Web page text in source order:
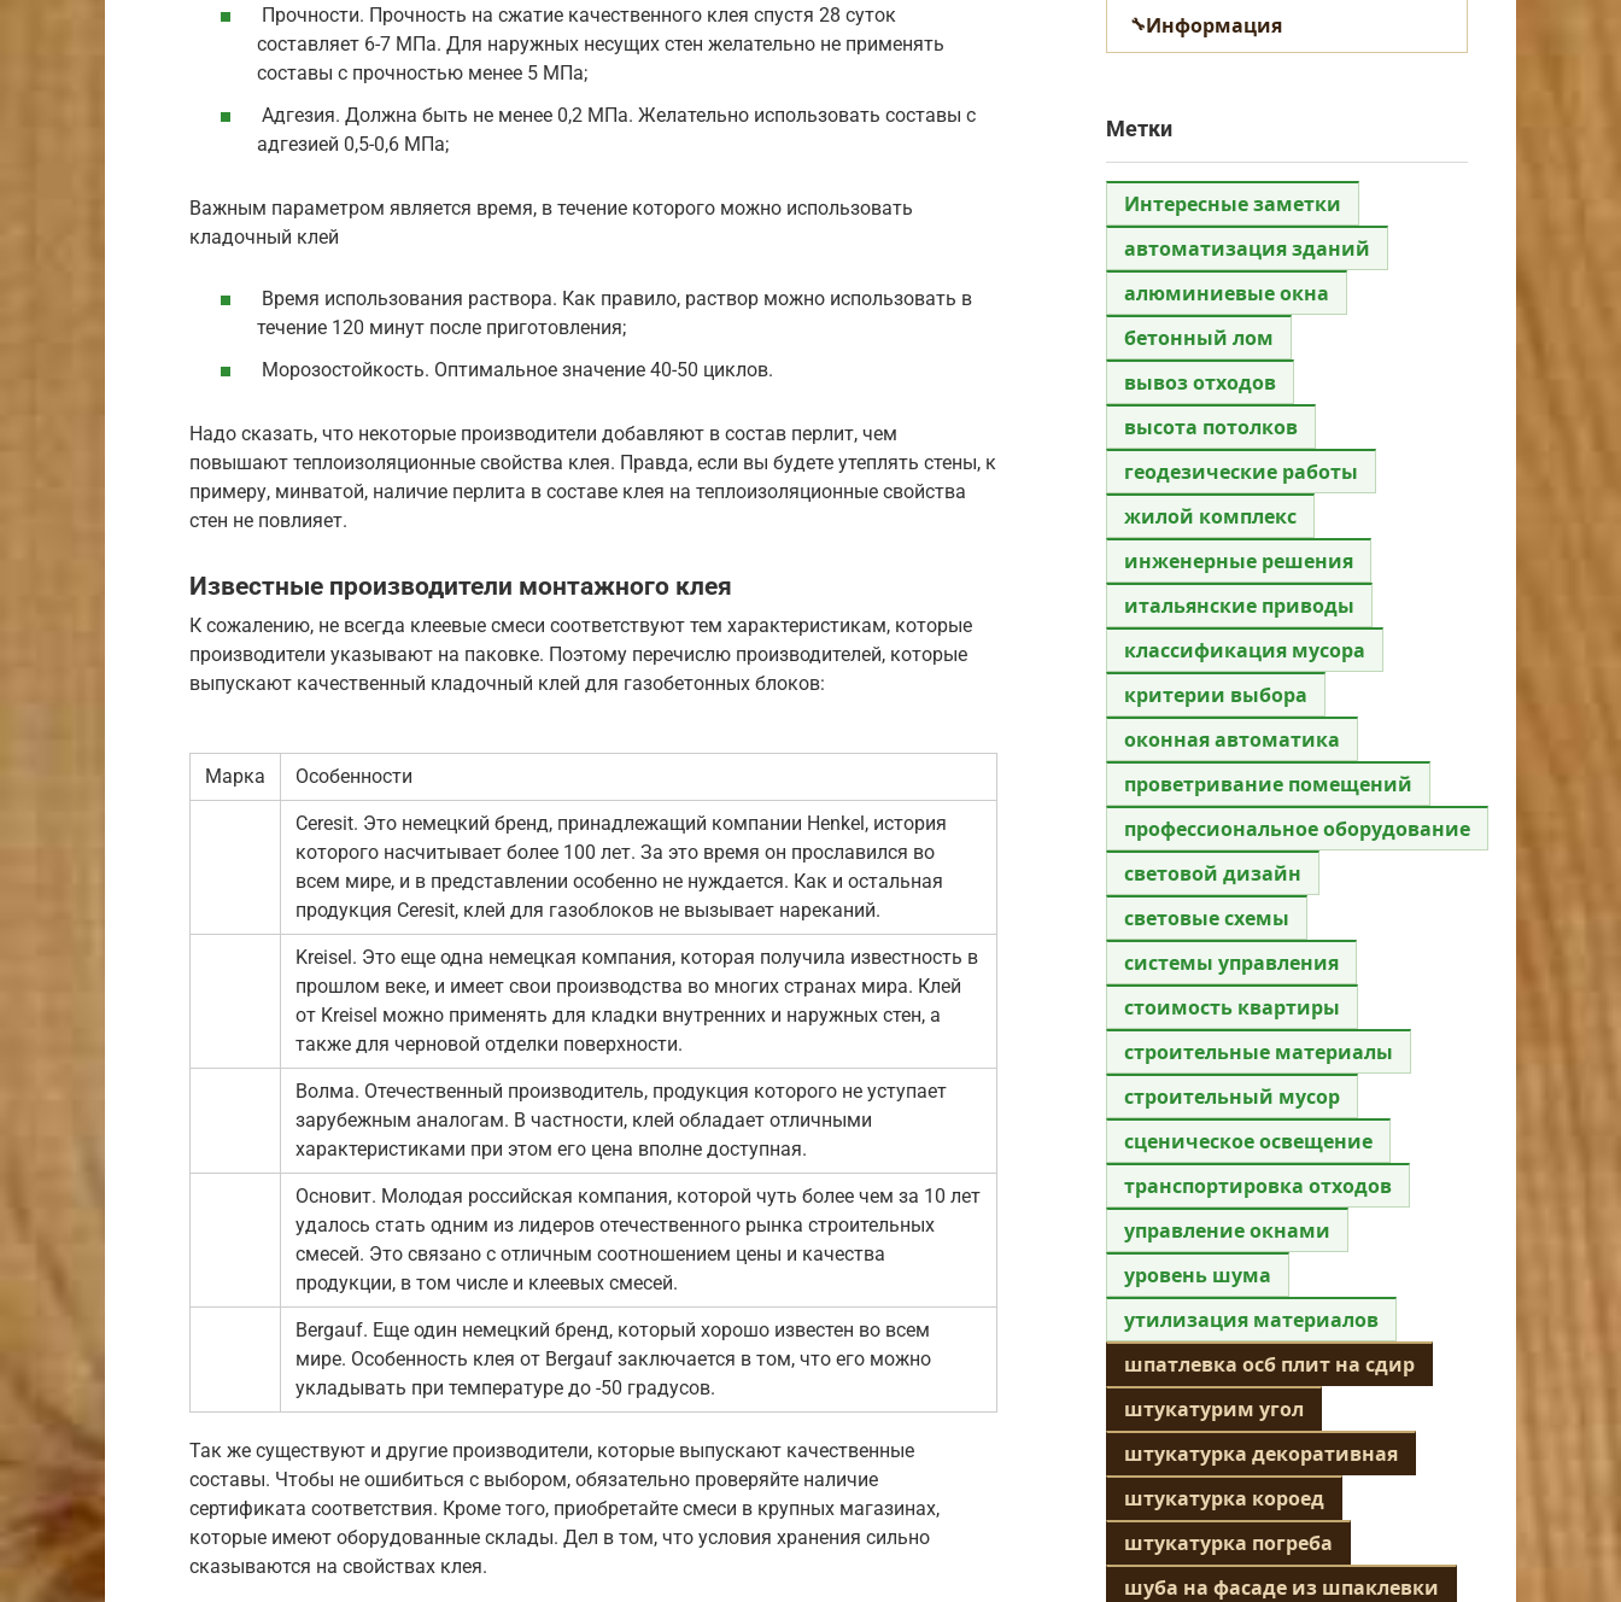
Прочности. Прочность на сжатие качественного клея спустя 28 суток
составляет 6-7 МПа. Для наружных несущих стен желательно не применять
составы с прочностью менее 5 МПа;
Адгезия. Должна быть не менее 0,2 МПа. Желательно использовать составы с
адгезией 0,5-0,6 МПа;
Важным параметром является время, в течение которого можно использовать
кладочный клей
Время использования раствора. Как правило, раствор можно использовать в
течение 120 минут после приготовления;
Морозостойкость. Оптимальное значение 40-50 циклов.
Надо сказать, что некоторые производители добавляют в состав перлит, чем
повышают теплоизоляционные свойства клея. Правда, если вы будете утеплять стены, к
примеру, минватой, наличие перлита в составе клея на теплоизоляционные свойства
стен не повлияет.
Известные производители монтажного клея
К сожалению, не всегда клеевые смеси соответствуют тем характеристикам, которые
производители указывают на паковке. Поэтому перечислю производителей, которые
выпускают качественный кладочный клей для газобетонных блоков:
Марка Особенности
Ceresit. Это немецкий бренд, принадлежащий компании Henkel, история
которого насчитывает более 100 лет. За это время он прославился во
всем мире, и в представлении особенно не нуждается. Как и остальная
продукция Ceresit, клей для газоблоков не вызывает нареканий.
Kreisel. Это еще одна немецкая компания, которая получила известность в
прошлом веке, и имеет свои производства во многих странах мира. Клей
от Kreisel можно применять для кладки внутренних и наружных стен, а
также для черновой отделки поверхности.
Волма. Отечественный производитель, продукция которого не уступает
зарубежным аналогам. В частности, клей обладает отличными
характеристиками при этом его цена вполне доступная.
Основит. Молодая российская компания, которой чуть более чем за 10 лет
удалось стать одним из лидеров отечественного рынка строительных
смесей. Это связано с отличным соотношением цены и качества
продукции, в том числе и клеевых смесей.
Bergauf. Еще один немецкий бренд, который хорошо известен во всем
мире. Особенность клея от Bergauf заключается в том, что его можно
укладывать при температуре до -50 градусов.
Так же существуют и другие производители, которые выпускают качественные
составы. Чтобы не ошибиться с выбором, обязательно проверяйте наличие
сертификата соответствия. Кроме того, приобретайте смеси в крупных магазинах,
которые имеют оборудованные склады. Дел в том, что условия хранения сильно
сказываются на свойствах клея.
Информация
Метки
Интересные заметки
автоматизация зданий
алюминиевые окна
бетонный лом
вывоз отходов
высота потолков
геодезические работы
жилой комплекс
инженерные решения
итальянские приводы
классификация мусора
критерии выбора
оконная автоматика
проветривание помещений
профессиональное оборудование
световой дизайн
световые схемы
системы управления
стоимость квартиры
строительные материалы
строительный мусор
сценическое освещение
транспортировка отходов
управление окнами
уровень шума
утилизация материалов
шпатлевка осб плит на сдир
штукатурим угол
штукатурка декоративная
штукатурка короед
штукатурка погреба
шуба на фасаде из шпаклевки